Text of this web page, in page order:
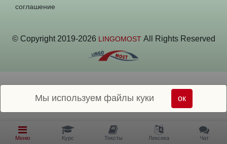
соглашение
© Copyright 2019-2026 LINGOMOST All Rights Reserved
Меню Курс Тексты Лексика Чат
Мы используем файлы куки ок